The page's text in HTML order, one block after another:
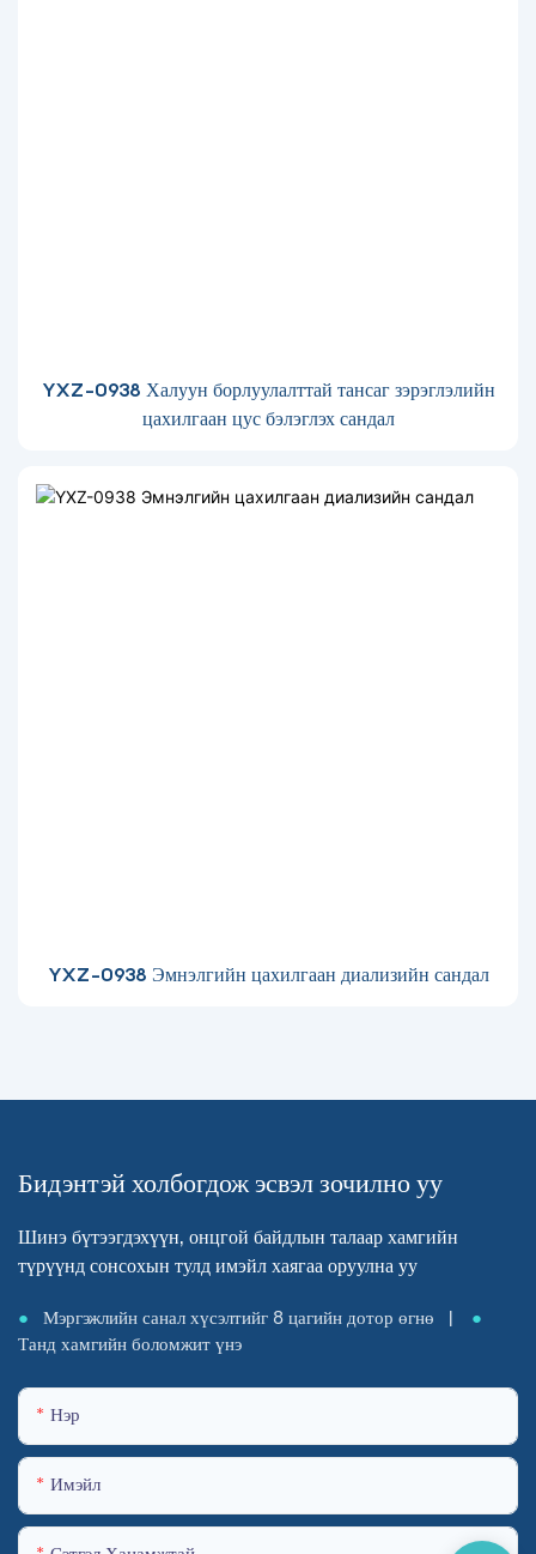
YXZ-0938 Халуун борлуулалттай тансаг зэрэглэлийн
цахилгаан цус бэлэглэх сандал
YXZ-0938 Эмнэлгийн цахилгаан диализийн сандал
Бидэнтэй холбогдож эсвэл зочилно уу
Шинэ бүтээгдэхүүн, онцгой байдлын талаар хамгийн
түрүүнд сонсохын тулд имэйл хаягаа оруулна уу
● Мэргэжлийн санал хүсэлтийг 8 цагийн дотор өгнө |
●
Танд хамгийн боломжит үнэ
Нэр
Имэйл